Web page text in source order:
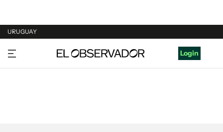
URUGUAY
URUGUAY
ARGENTINA
Login